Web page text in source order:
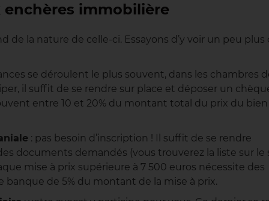
enchères immobilière
de la nature de celle-ci. Essayons d’y voir un peu plus
se déroulent le plus souvent, dans les chambres
il suffit de se rendre sur place et déposer un
entre 10 et 20% du montant total du prix du bien
: pas besoin d’inscription ! Il suffit de se rendre
documents demandés (vous trouverez la liste sur le
mise à prix supérieure à 7 500 euros nécessite des
banque de 5% du montant de la mise à prix.